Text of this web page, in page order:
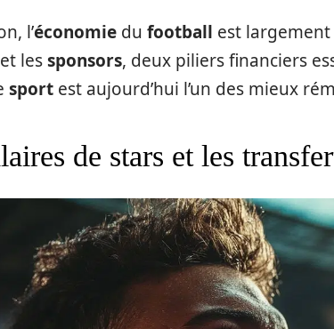
l’économie du football est
et lessponsors, deux piliers financiers
sport est aujourd’hui l’un des mieux
de stars et les